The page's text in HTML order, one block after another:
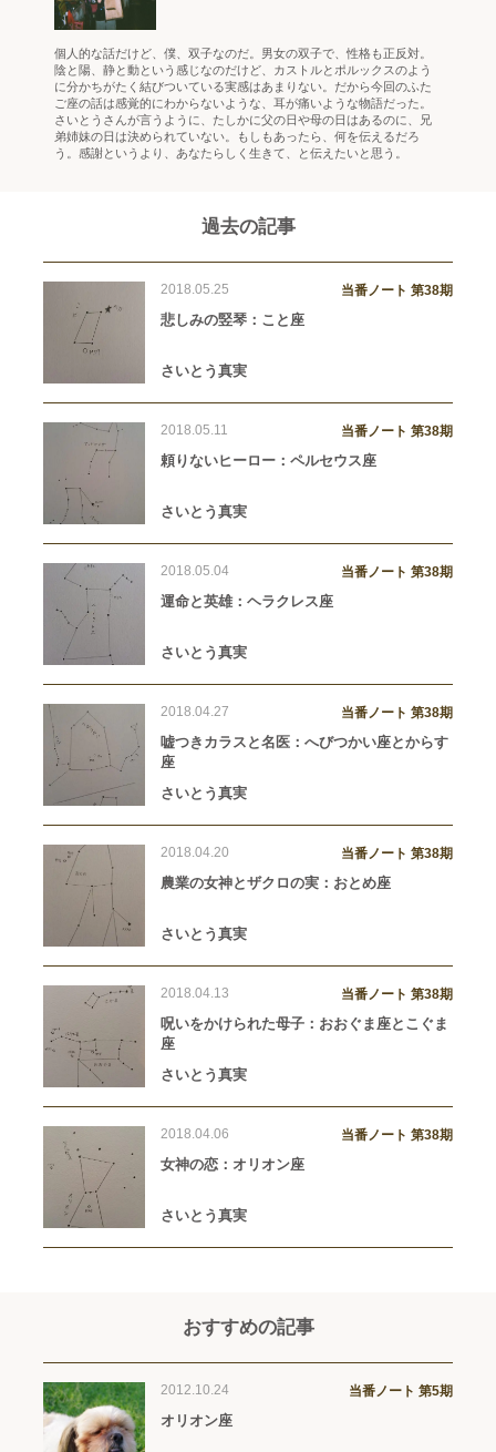
個人的な話だけど、僕、双子なのだ。男女の双子で、性格も正反対。
陰と陽、静と動という感じなのだけど、カストルとポルックスのよう
に分かちがたく結びついている実感はあまりない。だから今回のふた
ご座の話は感覚的にわからないような、耳が痛いような物語だった。
さいとうさんが言うように、たしかに父の日や母の日はあるのに、兄
弟姉妹の日は決められていない。もしもあったら、何を伝えるだろ
う。感謝というより、あなたらしく生きて、と伝えたいと思う。
過去の記事
2018.05.25 当番ノート 第38期
悲しみの竪琴：こと座
さいとう真実
2018.05.11 当番ノート 第38期
頼りないヒーロー：ペルセウス座
さいとう真実
2018.05.04 当番ノート 第38期
運命と英雄：ヘラクレス座
さいとう真実
2018.04.27 当番ノート 第38期
嘘つきカラスと名医：へびつかい座とからす
座
さいとう真実
2018.04.20 当番ノート 第38期
農業の女神とザクロの実：おとめ座
さいとう真実
2018.04.13 当番ノート 第38期
呪いをかけられた母子：おおぐま座とこぐま
座
さいとう真実
2018.04.06 当番ノート 第38期
女神の恋：オリオン座
さいとう真実
おすすめの記事
2012.10.24 当番ノート 第5期
オリオン座